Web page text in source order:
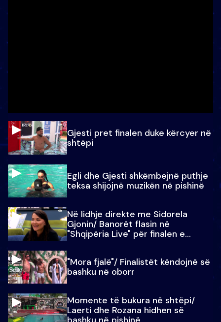
Gjesti pret finalen duke kërcyer në
shtëpi
Egli dhe Gjesti shkëmbejnë puthje
teksa shijojnë muzikën në pishinë
Në lidhje direkte me Sidorela
Gjonin/ Banorët flasin në
"Shqipëria Live" për finalen e
"Mora fjalë"/ Finalistët këndojnë së
bashku në oborr
Momente të bukura në shtëpi/
Laerti dhe Rozana hidhen së